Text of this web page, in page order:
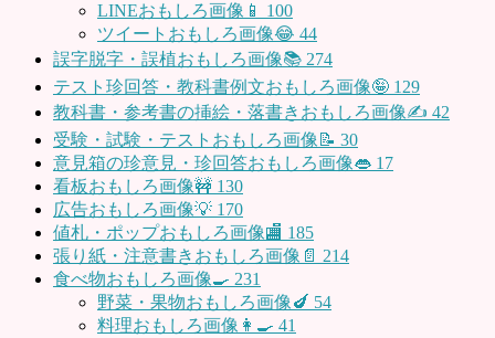
LINEおもしろ画像📱 100
ツイートおもしろ画像😂 44
誤字脱字・誤植おもしろ画像📚 274
テスト珍回答・教科書例文おもしろ画像🤪 129
教科書・参考書の挿絵・落書きおもしろ画像✍️ 42
受験・試験・テストおもしろ画像📝 30
意見箱の珍意見・珍回答おもしろ画像👄 17
看板おもしろ画像🚧 130
広告おもしろ画像💡 170
値札・ポップおもしろ画像🏬 185
張り紙・注意書きおもしろ画像📄 214
食べ物おもしろ画像🍳 231
野菜・果物おもしろ画像🍆 54
料理おもしろ画像👩‍🍳 41